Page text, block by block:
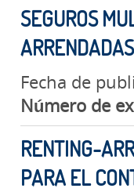
SEGUROS
Fecha de
Número de
RENTING-
PARA EL